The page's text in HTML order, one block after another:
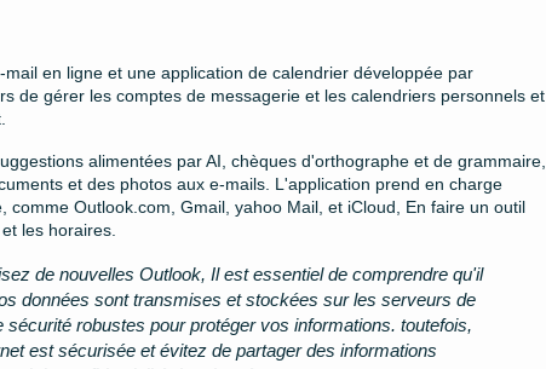
mail en ligne et une application de calendrier développée par
de gérer les comptes de messagerie et les calendriers personnels et
alimentées par AI, chèques d'orthographe et de grammaire,
et des photos aux e-mails. L'application prend en charge
comme Outlook.com, Gmail, yahoo Mail, et iCloud, En faire un outil
les horaires.
de nouvelles Outlook, Il est essentiel de comprendre qu'il
données sont transmises et stockées sur les serveurs de
robustes pour protéger vos informations. toutefois,
est sécurisée et évitez de partager des informations